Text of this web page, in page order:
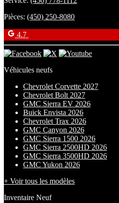
Pièces: (450) 250-8080
4.7
Véhicules neufs
Chevrolet Corvette 2027
Chevrolet Bolt 2027
GMC Sierra EV 2026
Buick Envista 2026
Chevrolet Trax 2026
GMC Canyon 2026
GMC Sierra 1500 2026
GMC Sierra 2500HD 2026
GMC Sierra 3500HD 2026
GMC Yukon 2026
+ Voir tous les modèles
Inventaire Neuf